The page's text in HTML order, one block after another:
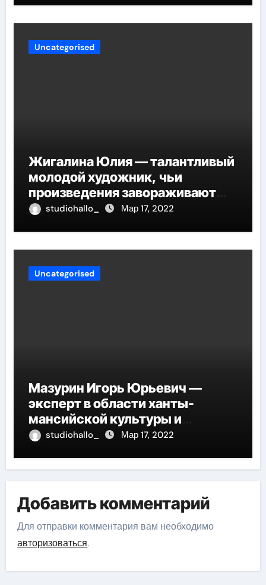
Uncategorised
Жигалина Юлия — талантливый
молодой художник, чьи
произведения завораживают
своей искренностью и
глубины человеческой
сущности
studiohallo_ Мар 17, 2022
Uncategorised
Мазурин Игорь Юрьевич —
эксперт в области ханты-
мансийской культуры и
искусства, рассказываем о его
studiohallo_ Мар 17, 2022
Добавить комментарий
Для отправки комментария вам необходимо
авторизоваться.